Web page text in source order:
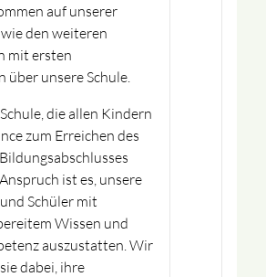
auf unserer
den weiteren
mit ersten
unsere Schule.
die allen Kindern
zum Erreichen des
ist es, unsere
Schüler mit
Wissen und
auszustatten. Wir
dabei, ihre